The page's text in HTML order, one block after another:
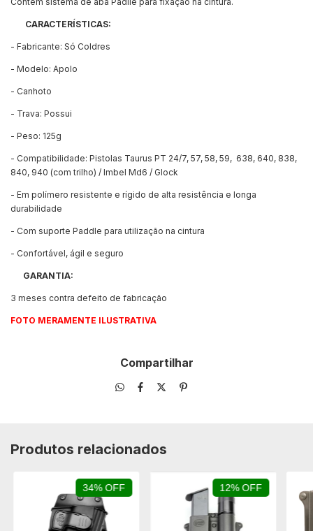
CARACTERÍSTICAS:
- Fabricante: Só Coldres
- Modelo: Apolo
- Canhoto
- Trava: Possui
- Peso: 125g
- Compatibilidade: Pistolas Taurus PT 24/7, 57, 58, 59, 638, 640, 838,
840, 940 (com trilho) / Imbel Md6 / Glock
- Em polímero resistente e rígido de alta resistência e longa
durabilidade
- Com suporte Paddle para utilização na cintura
- Confortável, ágil e seguro
GARANTIA:
3 meses contra defeito de fabricação
FOTO MERAMENTE ILUSTRATIVA
Compartilhar
Produtos relacionados
34% OFF 12% OFF